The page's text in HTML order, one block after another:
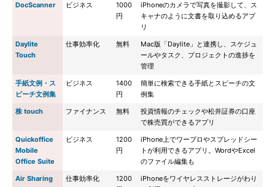
DocScanner
ビジネス
1000
円
iPhoneのカメラで写真を撮影して、ス
キャナのように文書を取り込めるアプ
リ
Daylite
Touch
仕事効率化 無料
Mac版「Daylite」と連携し、スケジュ
ールやタスク、プロジェクトの進捗を
管理
手紙文例・ス
ピーチ文例集
ビジネス
1400
円
簡単に検索できる手紙とスピーチの文
例集
株 touch
ファイナンス 無料
投資情報のチェックや松井証券の口座
で株売買ができるアプリ
Quickoffice
Mobile
Office Suite
ビジネス
1200
円
iPhone上でワープロやスプレッドシー
トが利用できるアプリ。WordやExcel
のファイル編集も
Air Sharing
仕事効率化
1200
iPhoneをワイヤレスストレージがわり